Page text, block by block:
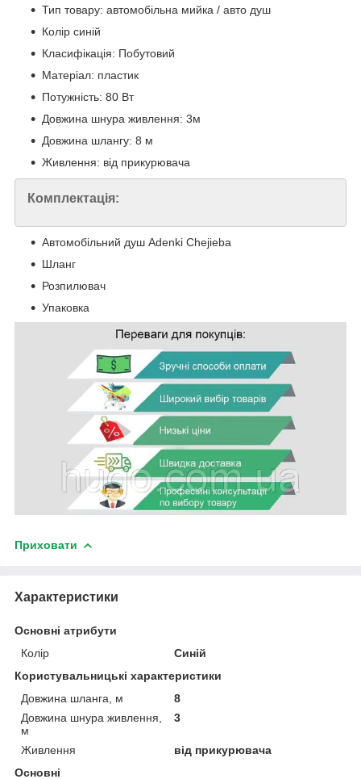
Тип товару: автомобільна мийка / авто душ
Колір синій
Класифікація: Побутовий
Матеріал: пластик
Потужність: 80 Вт
Довжина шнура живлення: 3м
Довжина шлангу: 8 м
Живлення: від прикурювача
Комплектація:
Автомобільний душ Adenki Chejieba
Шланг
Розпилювач
Упаковка
Приховати
Характеристики
Основні атрибути
Колір
Синій
Користувальницькі характеристики
Довжина шланга, м
8
Довжина шнура живлення,
м
3
Живлення
від прикурювача
Основні